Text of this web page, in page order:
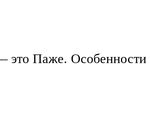
Паже. Особенности